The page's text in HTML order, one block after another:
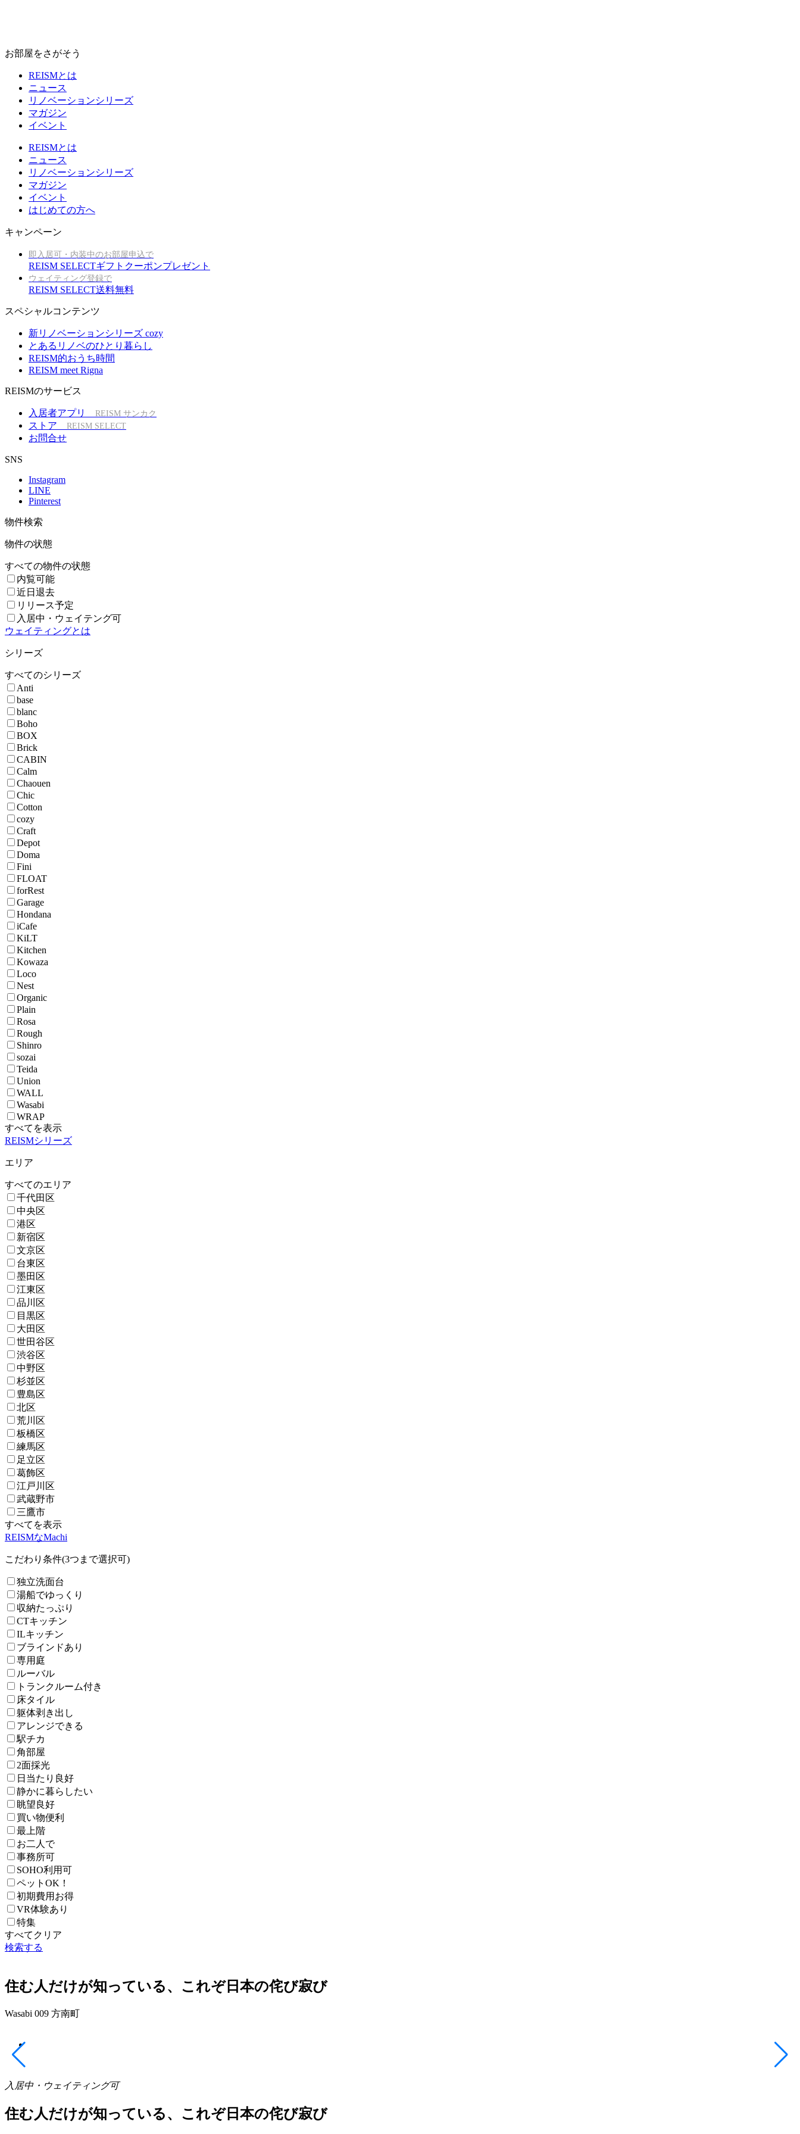
お部屋をさがそう
REISMとは
ニュース
リノベーションシリーズ
マガジン
イベント
REISMとは
ニュース
リノベーションシリーズ
マガジン
イベント
はじめての方へ
キャンペーン
即入居可・内装中のお部屋申込で
REISM SELECTギフトクーポンプレゼント
ウェイティング登録で
REISM SELECT送料無料
スペシャルコンテンツ
新リノベーションシリーズ cozy
とあるリノベのひとり暮らし
REISM的おうち時間
REISM meet Rigna
REISMのサービス
入居者アプリ REISM サンカク
ストア REISM SELECT
お問合せ
SNS
Instagram
LINE
Pinterest
物件検索
物件の状態
すべての物件の状態
内覧可能
近日退去
リリース予定
入居中・ウェイテング可
ウェイティングとは
シリーズ
すべてのシリーズ
Anti
base
blanc
Boho
BOX
Brick
CABIN
Calm
Chaouen
Chic
Cotton
cozy
Craft
Depot
Doma
Fini
FLOAT
forRest
Garage
Hondana
iCafe
KiLT
Kitchen
Kowaza
Loco
Nest
Organic
Plain
Rosa
Rough
Shinro
sozai
Teida
Union
WALL
Wasabi
WRAP
すべてを表示
REISMシリーズ
エリア
すべてのエリア
千代田区
中央区
港区
新宿区
文京区
台東区
墨田区
江東区
品川区
目黒区
大田区
世田谷区
渋谷区
中野区
杉並区
豊島区
北区
荒川区
板橋区
練馬区
足立区
葛飾区
江戸川区
武蔵野市
三鷹市
すべてを表示
REISMなMachi
こだわり条件(3つまで選択可)
独立洗面台
湯船でゆっくり
収納たっぷり
CTキッチン
ILキッチン
ブラインドあり
専用庭
ルーバル
トランクルーム付き
床タイル
躯体剥き出し
アレンジできる
駅チカ
角部屋
2面採光
日当たり良好
静かに暮らしたい
眺望良好
買い物便利
最上階
お二人で
事務所可
SOHO利用可
ペットOK！
初期費用お得
VR体験あり
特集
すべてクリア
検索する
住む人だけが知っている、これぞ日本の侘び寂び
Wasabi 009 方南町
入居中・ウェイティング可
住む人だけが知っている、これぞ日本の侘び寂び